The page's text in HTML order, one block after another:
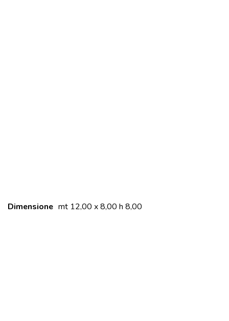
Dimensione mt 12,00 x 8,00 h 8,00